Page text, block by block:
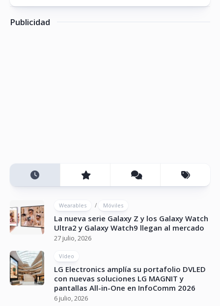
Publicidad
Wearables / Móviles
La nueva serie Galaxy Z y los Galaxy Watch
Ultra2 y Galaxy Watch9 llegan al mercado
27 julio, 2026
Vídeo
LG Electronics amplía su portafolio DVLED
con nuevas soluciones LG MAGNIT y
pantallas All-in-One en InfoComm 2026
6 julio, 2026